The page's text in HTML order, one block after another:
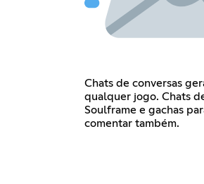
Chats de conversas
qualquer jogo. Chats
Soulframe e gachas
comentar também.